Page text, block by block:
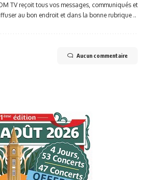
TV reçoit tous vos messages, communiqués et
au bon endroit et dans la bonne rubrique ..
Aucun commentaire